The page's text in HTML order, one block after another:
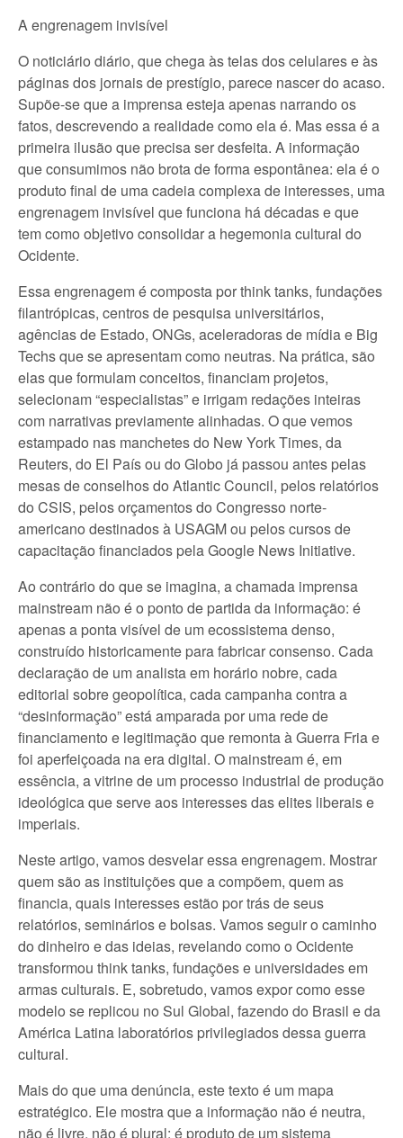
A engrenagem invisível
O noticiário diário, que chega às telas dos celulares e às
páginas dos jornais de prestígio, parece nascer do acaso.
Supõe-se que a imprensa esteja apenas narrando os
fatos, descrevendo a realidade como ela é. Mas essa é a
primeira ilusão que precisa ser desfeita. A informação
que consumimos não brota de forma espontânea: ela é o
produto final de uma cadeia complexa de interesses, uma
engrenagem invisível que funciona há décadas e que
tem como objetivo consolidar a hegemonia cultural do
Ocidente.
Essa engrenagem é composta por think tanks, fundações
filantrópicas, centros de pesquisa universitários,
agências de Estado, ONGs, aceleradoras de mídia e Big
Techs que se apresentam como neutras. Na prática, são
elas que formulam conceitos, financiam projetos,
selecionam “especialistas” e irrigam redações inteiras
com narrativas previamente alinhadas. O que vemos
estampado nas manchetes do New York Times, da
Reuters, do El País ou do Globo já passou antes pelas
mesas de conselhos do Atlantic Council, pelos relatórios
do CSIS, pelos orçamentos do Congresso norte-
americano destinados à USAGM ou pelos cursos de
capacitação financiados pela Google News Initiative.
Ao contrário do que se imagina, a chamada imprensa
mainstream não é o ponto de partida da informação: é
apenas a ponta visível de um ecossistema denso,
construído historicamente para fabricar consenso. Cada
declaração de um analista em horário nobre, cada
editorial sobre geopolítica, cada campanha contra a
“desinformação” está amparada por uma rede de
financiamento e legitimação que remonta à Guerra Fria e
foi aperfeiçoada na era digital. O mainstream é, em
essência, a vitrine de um processo industrial de produção
ideológica que serve aos interesses das elites liberais e
imperiais.
Neste artigo, vamos desvelar essa engrenagem. Mostrar
quem são as instituições que a compõem, quem as
financia, quais interesses estão por trás de seus
relatórios, seminários e bolsas. Vamos seguir o caminho
do dinheiro e das ideias, revelando como o Ocidente
transformou think tanks, fundações e universidades em
armas culturais. E, sobretudo, vamos expor como esse
modelo se replicou no Sul Global, fazendo do Brasil e da
América Latina laboratórios privilegiados dessa guerra
cultural.
Mais do que uma denúncia, este texto é um mapa
estratégico. Ele mostra que a informação não é neutra,
não é livre, não é plural: é produto de um sistema